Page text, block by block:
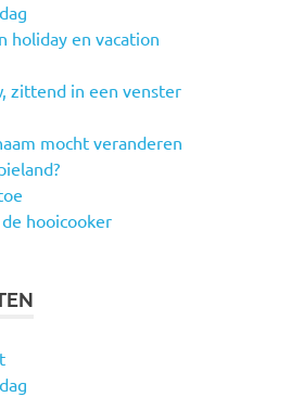
holiday en vacation
zittend in een venster
mocht veranderen
hooicooker